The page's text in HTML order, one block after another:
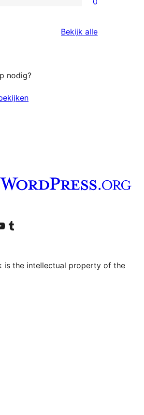
Bekijk alle
nodig?
accountaccount
ons YouTube kanaal
Bezoek ons Tumblr account
is the intellectual property of the